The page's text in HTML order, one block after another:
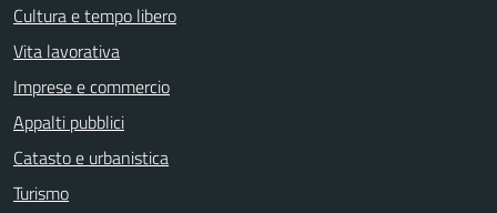
Cultura e tempo libero
Vita lavorativa
Imprese e commercio
Appalti pubblici
Catasto e urbanistica
Turismo